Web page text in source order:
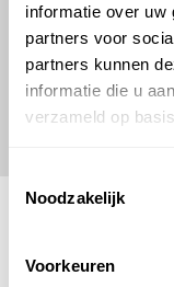
informatie over uw
partners voor
partners kunnen
informatie die u
verzameld op
Noodzakelijk
Voorkeuren
veilige en
vrijwaart en
Energiesvoor
veroorzaakt door
onjuist gebruik